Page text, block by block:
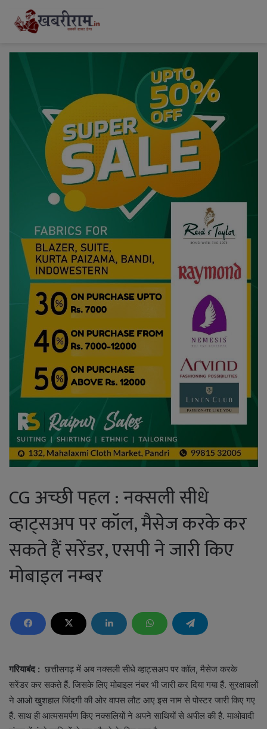
CG अच्छी पहल : नक्सली सीधे
व्हाट्सअप पर कॉल, मैसेज करके कर
सकते हैं सरेंडर, एसपी ने जारी किए
मोबाइल नम्बर
गरियाबंद : छत्तीसगढ़ में अब नक्सली सीधे व्हाट्सअप पर कॉल, मैसेज करके
सरेंडर कर सकते हैं. जिसके लिए मोबाइल नंबर भी जारी कर दिया गया हैं. सुरक्षाबलों
ने आओ खुशहाल जिंदगी की ओर वापस लौट आए इस नाम से पोस्टर जारी किए गए
हैं. साथ ही आत्मसमर्पण किए नक्सलियों ने अपने साथियों से अपील की है. माओवादी